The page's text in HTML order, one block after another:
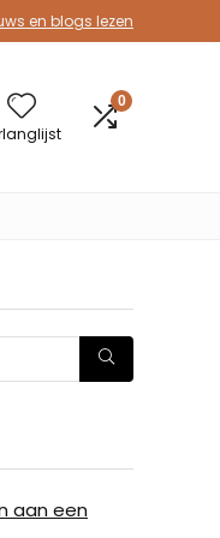
en blogs lezen
0
aan een